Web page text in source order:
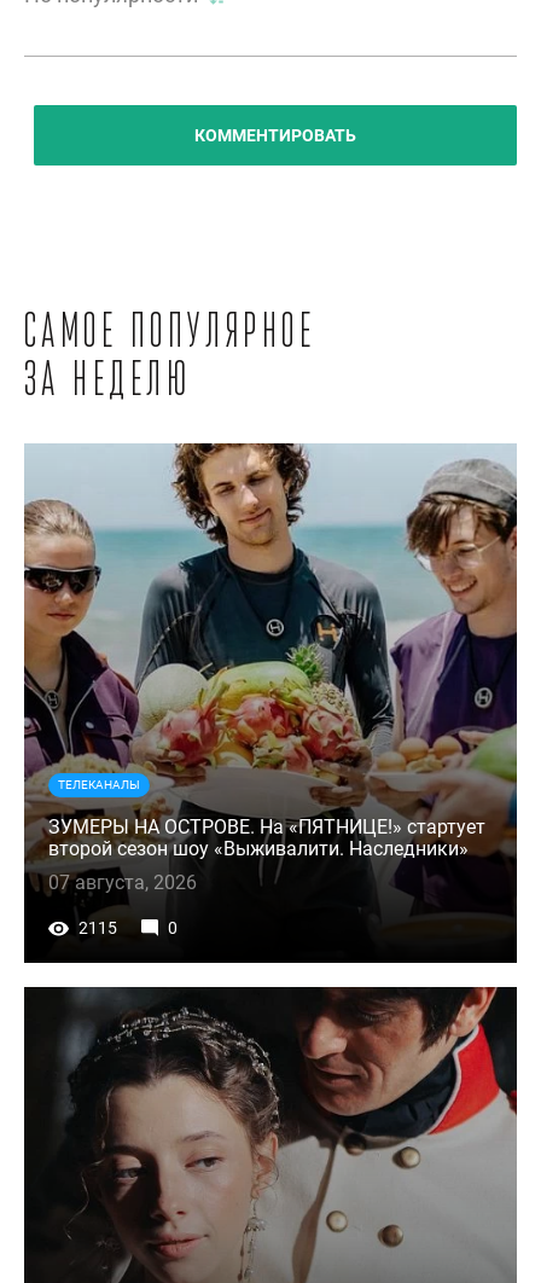
КОММЕНТИРОВАТЬ
Самое популярное
за неделю
ТЕЛЕКАНАЛЫ
ЗУМЕРЫ НА ОСТРОВЕ. На «ПЯТНИЦЕ!» стартует
второй сезон шоу «Выживалити. Наследники»
07 августа, 2026
2115 0